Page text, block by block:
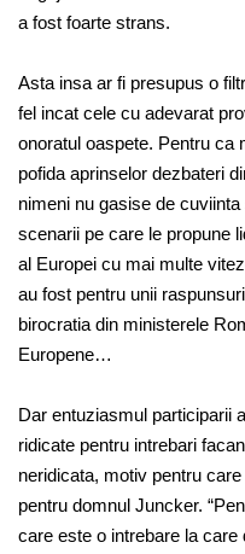
a fost foarte strans.
Asta insa ar fi presupus o
fel incat cele cu adevarat
onoratul oaspete. Pentru ca
pofida aprinselor dezbateri
nimeni nu gasise de
scenarii pe care le propune
al Europei cu mai multe
au fost pentru unii
birocratia din ministerele
Europene…
Dar entuziasmul participarii
ridicate pentru intrebari
neridicata, motiv pentru
pentru domnul Juncker.
care este o intrebare la